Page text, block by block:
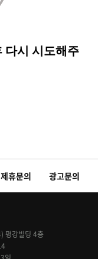
휴문의 광고문의
평강빌딩 4층